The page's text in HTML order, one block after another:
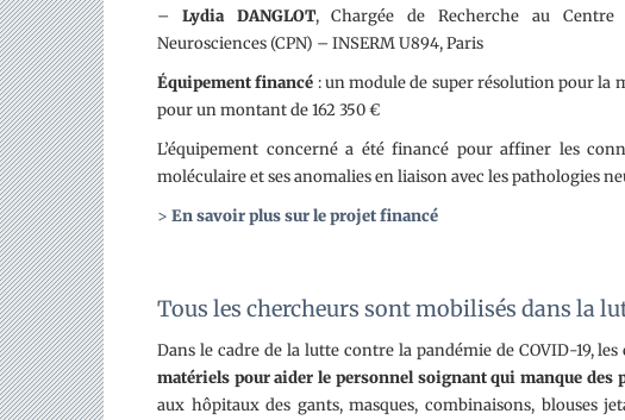
– Lydia DANGLOT, Chargée de Recherche au
Neurosciences (CPN) – INSERM U894, Paris
Équipement financé : un module de super résolution pour la
pour un montant de 162 350 €
L’équipement concerné a été financé pour affiner les
moléculaire et ses anomalies en liaison avec les pathologies
> En savoir plus sur le projet financé
Tous les chercheurs sont mobilisés dans la
Dans le cadre de la lutte contre la pandémie de COVID-19,
matériels pour aider le personnel soignant qui manque des
aux hôpitaux des gants, masques, combinaisons, blouses